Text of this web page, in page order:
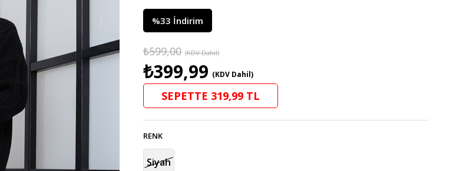
%33 İndirim
₺599,00 (KDV Dahil)
₺399,99 (KDV Dahil)
SEPETTE 319,99 TL
RENK
Siyah